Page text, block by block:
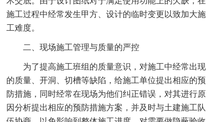
施工过程中经常发生甲方、设计的临时变更以致加大施
工难度。
二、现场施工管理与质量的严控
为了提高施工班组的质量意识，对施工中经常出现
的质量、开洞、切槽等缺陷，给施工单位提出相应的预
防措施，同时经常在现场为他们纠正错误，对其进行原
因分析提出相应的预防措施方案，并及时与土建施工队